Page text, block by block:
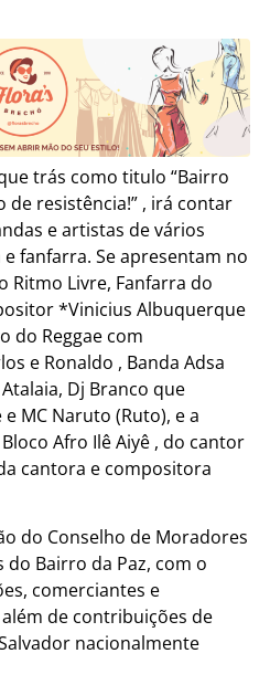
trás como titulo “Bairro
de resistência!” , irá contar
e artistas de vários
fanfarra. Se apresentam no
Ritmo Livre, Fanfarra do
*Vinicius Albuquerque
do Reggae com
e Ronaldo , Banda Adsa
Dj Branco que
MC Naruto (Ruto), e a
Afro Ilê Aiyê , do cantor
cantora e compositora
do Conselho de Moradores
do Bairro da Paz, com o
comerciantes e
de contribuições de
nacionalmente